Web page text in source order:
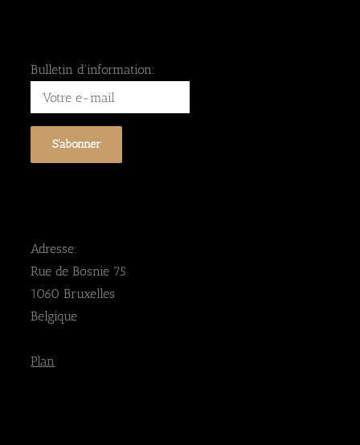
Bulletin d'information:
Adresse:
Rue de Bosnie 75
1060 Bruxelles
Belgique
Plan